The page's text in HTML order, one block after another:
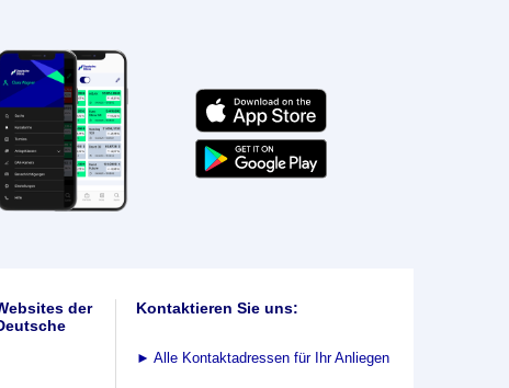
der
Kontaktieren Sie uns:
► Alle Kontaktadressen für Ihr Anliegen